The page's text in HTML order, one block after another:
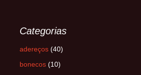
Categorias
adereços (40)
bonecos (10)